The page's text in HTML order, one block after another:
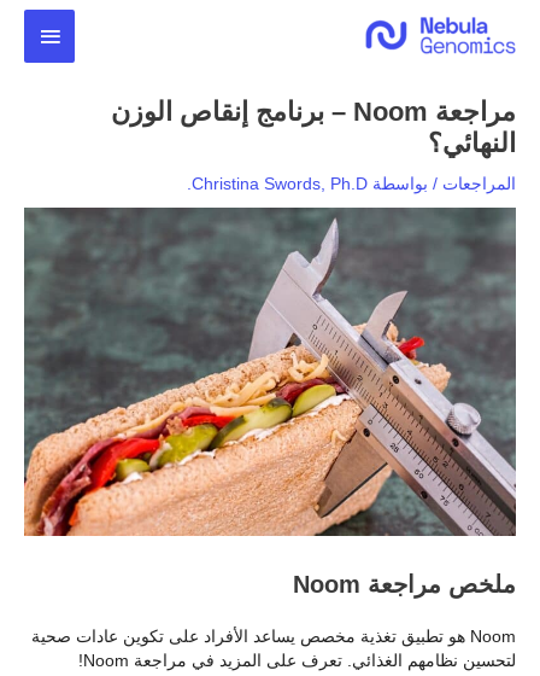
المحتوى
مراجعة Noom – برنامج إنقاص الوزن
النهائي؟
المراجعات / بواسطة Christina Swords, Ph.D.
ملخص مراجعة Noom
Noom هو تطبيق تغذية مخصص يساعد الأفراد على تكوين عادات صحية
لتحسين نظامهم الغذائي. تعرف على المزيد في مراجعة Noom!